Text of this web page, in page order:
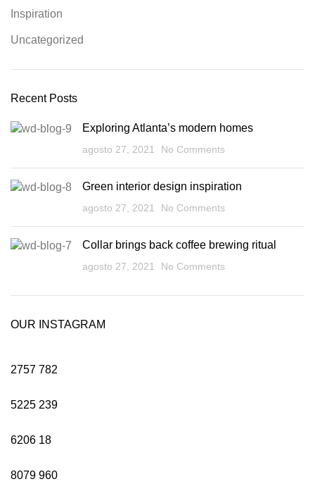
Inspiration
Uncategorized
Recent Posts
Exploring Atlanta’s modern homes
agosto 27, 2021 No Comments
Green interior design inspiration
agosto 27, 2021 No Comments
Collar brings back coffee brewing ritual
agosto 27, 2021 No Comments
OUR INSTAGRAM
2757 782
5225 239
6206 18
8079 960